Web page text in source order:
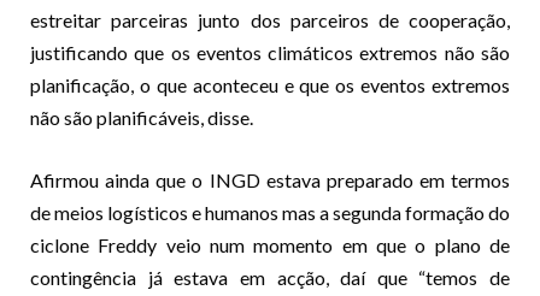
estreitar parceiras junto dos parceiros de cooperação,
justificando que os eventos climáticos extremos não são
planificação, o que aconteceu e que os eventos extremos
não são planificáveis, disse.
Afirmou ainda que o INGD estava preparado em termos
de meios logísticos e humanos mas a segunda formação do
ciclone Freddy veio num momento em que o plano de
contingência já estava em acção, daí que “temos de